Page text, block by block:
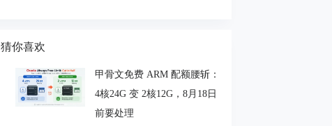
猜你喜欢
甲骨文免费 ARM 配额腰斩：
4核24G 变 2核12G，8月18日
前要处理